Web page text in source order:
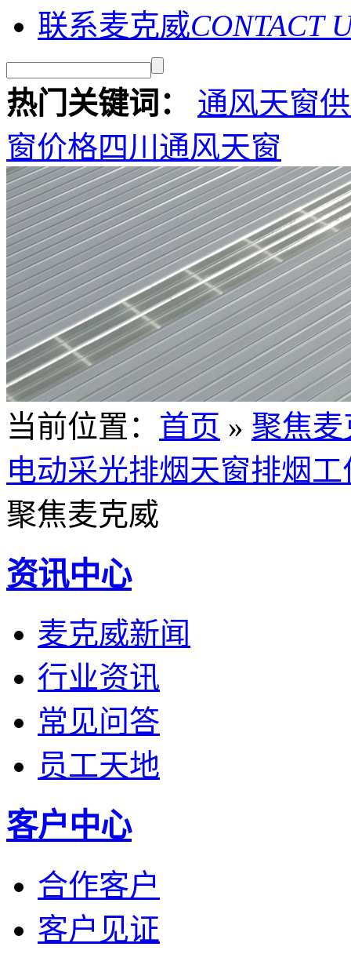
联系麦克威CONTACT
热门关键词：
通风天窗
窗价格四川通风天窗
当前位置 ： 首页 » 聚焦麦
电动采光排烟天窗排烟
聚焦麦克威
资讯中心
麦克威新闻
行业资讯
常见问答
员工天地
客户中心
合作客户
客户见证